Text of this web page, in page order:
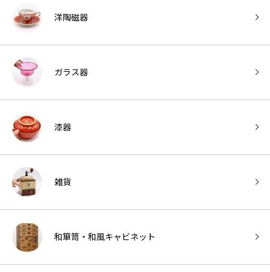
洋陶磁器
ガラス器
漆器
雑貨
和箪笥・和風キャビネット